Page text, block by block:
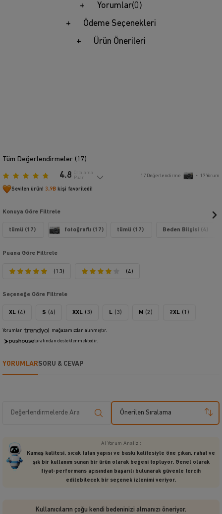
Yorumlar(0)
Ödeme Seçenekleri
Ürün Önerileri
Tüm Değerlendirmeler (17)
4.8 Ortalama
Puan
17 Değerlendirme • 17Yorum
Sevilen ürün! 3,9B kişi favoriledi!
Konuya Göre Filtrele
tümü (17) fotoğraflı (17) tümü (17) Beden Bilgisi (4)
Puana Göre Filtrele
(13) (4)
Seçeneğe Göre Filtrele
XL (4) S (4) XXL (3) L (3) M (2) 2XL (1)
Yorumlar mağazamızdan alınmıştır.
tarafından desteklenmektedir.
YORUMLARSORU & CEVAP
Önerilen Sıralama
AI Yorum Analizi:
Kumaş kalitesi, sıcak tutan yapısı ve baskı kalitesiyle öne çıkan, rahat ve
şık bir kullanım sunan bir ürün olarak beğeni topluyor. Genel olarak
fiyat-performans açısından başarılı bulunarak güvenle tercih
edilebilecek bir seçenek izlenimi veriyor.
Kullanıcıların çoğu kendi bedeninizi almanızı öneriyor.